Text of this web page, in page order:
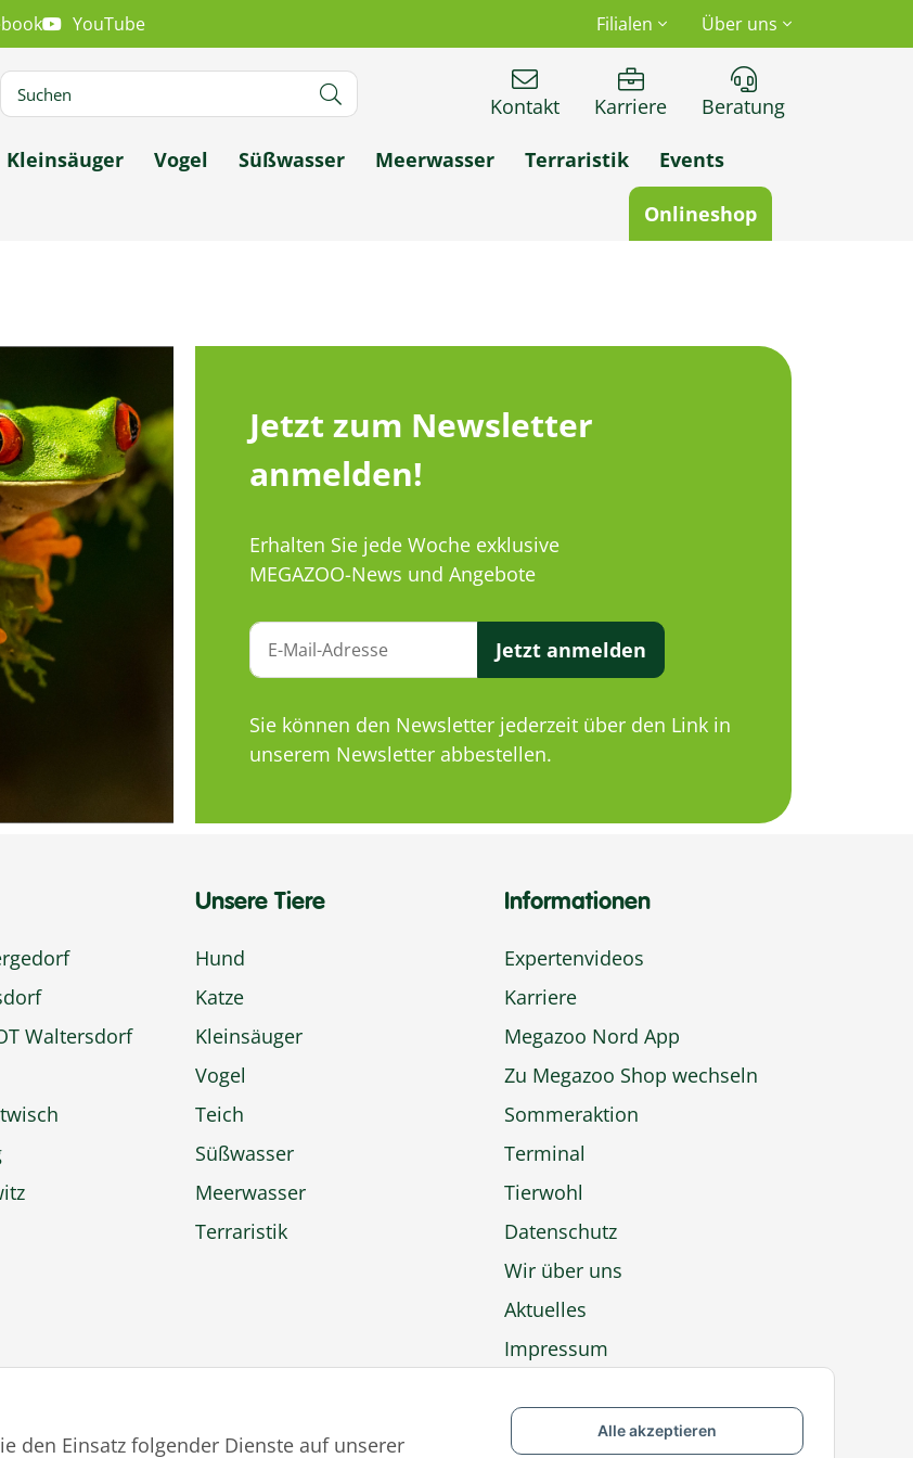
YouTube Filialen Über uns
Kontakt Karriere Beratung
Kleinsäuger Vogel Süßwasser Meerwasser Terraristik Events
Onlineshop
Jetzt zum Newsletter
anmelden!
Erhalten Sie jede Woche exklusive
MEGAZOO-News und Angebote
Jetzt anmelden
Sie können den Newsletter jederzeit über den Link in
unserem Newsletter abbestellen.
Waltersdorf
Unsere Tiere
Hund
Katze
Kleinsäuger
Vogel
Teich
Süßwasser
Meerwasser
Terraristik
Informationen
Expertenvideos
Karriere
Megazoo Nord App
Zu Megazoo Shop wechseln
Sommeraktion
Terminal
Tierwohl
Datenschutz
Wir über uns
Aktuelles
Impressum
den Einsatz folgender Dienste auf unserer
Alle akzeptieren